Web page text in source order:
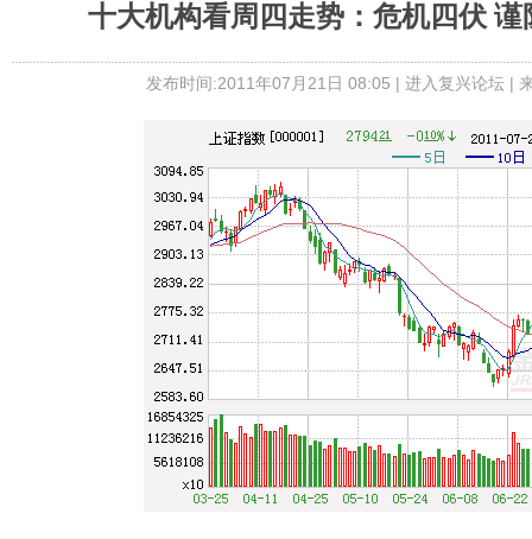
十大机构看周四走势：危机四伏 谨
发布时间:2011年07月21日 08:05 | 进入复兴论坛|